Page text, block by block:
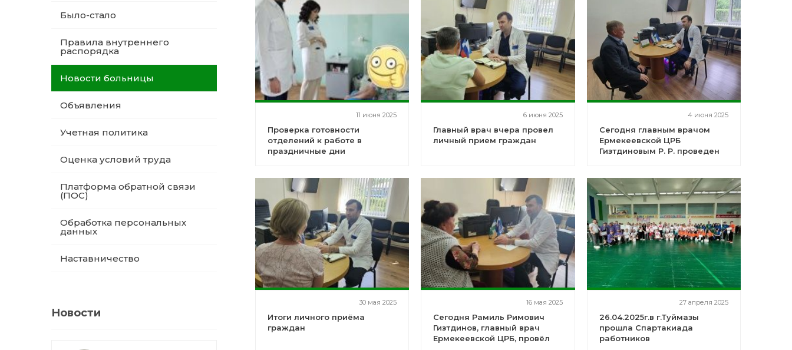
Было-стало
Правила внутреннего
распорядка
Новости больницы
Объявления
Учетная политика
Оценка условий труда
Платформа обратной связи
(ПОС)
Обработка персональных
данных
Наставничество
Новости
11 июня 2025
Проверка готовности
отделений к работе в
праздничные дни
6 июня 2025
Главный врач вчера провел
личный прием граждан
4 июня 2025
Сегодня главным врачом
Ермекеевской ЦРБ
Гизтдиновым Р. Р. проведен
30 мая 2025
Итоги личного приёма
граждан
16 мая 2025
Сегодня Рамиль Римович
Гизтдинов, главный врач
Ермекеевской ЦРБ, провёл
27 апреля 2025
26.04.2025г.в г.Туймазы
прошла Спартакиада
работников